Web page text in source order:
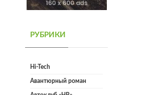
РУБРИКИ
Hi-Tech
Авантюрный роман